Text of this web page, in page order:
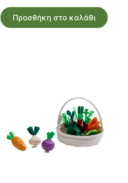
Προσθήκη στο καλάθι